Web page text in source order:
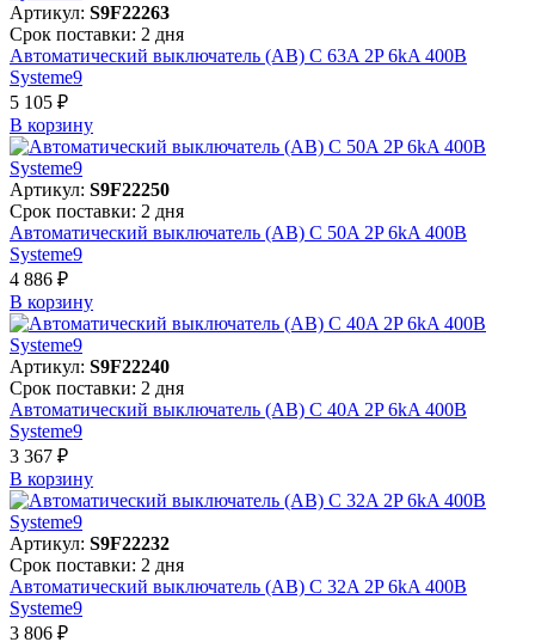
Артикул: S9F22263
Срок поставки: 2 дня
Автоматический выключатель (АВ) C 63A 2P 6kA 400В
Systeme9
5 105 ₽
В корзинy
Артикул: S9F22250
Срок поставки: 2 дня
Автоматический выключатель (АВ) C 50A 2P 6kA 400В
Systeme9
4 886 ₽
В корзинy
Артикул: S9F22240
Срок поставки: 2 дня
Автоматический выключатель (АВ) C 40A 2P 6kA 400В
Systeme9
3 367 ₽
В корзинy
Артикул: S9F22232
Срок поставки: 2 дня
Автоматический выключатель (АВ) C 32A 2P 6kA 400В
Systeme9
3 806 ₽